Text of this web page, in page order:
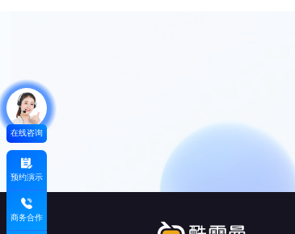
在线咨询
预约演示
商务合作